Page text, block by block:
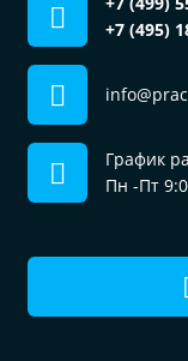
+7 (495)
График
Пн -Пт